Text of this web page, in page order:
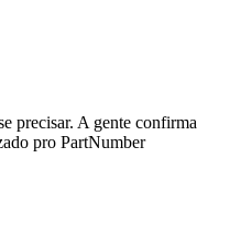
precisar. A gente confirma
pro PartNumber